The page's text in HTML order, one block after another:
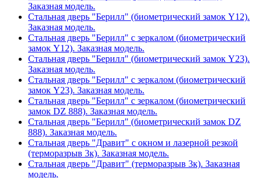
Заказная модель.
Стальная дверь "Берилл" (биометрический замок Y12).
Заказная модель.
Стальная дверь "Берилл" с зеркалом (биометрический
замок Y12). Заказная модель.
Стальная дверь "Берилл" (биометрический замок Y23).
Заказная модель.
Стальная дверь "Берилл" с зеркалом (биометрический
замок Y23). Заказная модель.
Стальная дверь "Берилл" с зеркалом (биометрический
замок DZ 888). Заказная модель.
Стальная дверь "Берилл" (биометрический замок DZ
888). Заказная модель.
Стальная дверь "Дравит" с окном и лазерной резкой
(терморазрыв 3к). Заказная модель.
Стальная дверь "Дравит" (терморазрыв 3к). Заказная
модель.